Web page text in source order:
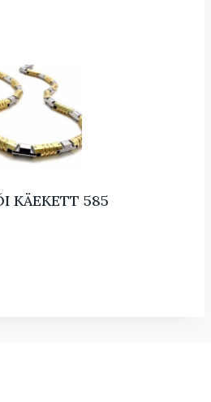
KÄEKETT 585